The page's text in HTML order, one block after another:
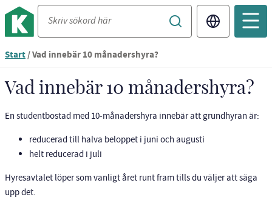
Translate
Du
nu
vid
Start/Vad innebär 10 månadershyra?
Vad innebär 10 månadershyra?
En studentbostad med 10‑månadershyra innebär att grundhyran är:
reducerad till halva beloppet i juni och augusti
helt reducerad i juli
Hyresavtalet löper som vanligt året runt fram tills du väljer att säga
upp det.